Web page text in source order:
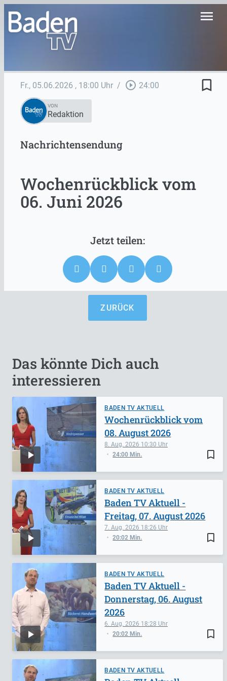
menu
Fr., 05.06.2026 , 18:00 Uhr / play_circle_outline 24:00 bookmark_border
VON
Redaktion
Nachrichtensendung
Wochenrückblick vom
06. Juni 2026
ZURÜCK
Das könnte Dich auch
interessieren
BADEN TV AKTUELL
bookmark_border
8. Aug. 2026 10:30
24:00 Min.
Wochenrückblick vom
08. August 2026
BADEN TV AKTUELL
bookmark_border
7. Aug. 2026 18:26
20:02 Min.
Baden TV Aktuell -
Freitag, 07. August 2026
BADEN TV AKTUELL
bookmark_border
6. Aug. 2026 18:28
20:02 Min.
Baden TV Aktuell -
Donnerstag, 06. August
2026
BADEN TV AKTUELL